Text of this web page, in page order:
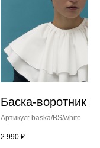
Баска-воротник
Артикул: baska/BS/white
2 990 ₽